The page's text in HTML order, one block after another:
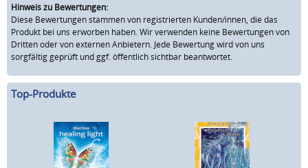
Hinweis zu Bewertungen:
Diese Bewertungen stammen von registrierten Kunden/innen, die das
Produkt bei uns erworben haben. Wir verwenden keine Bewertungen von
Dritten oder von externen Anbietern. Jede Bewertung wird von uns
sorgfältig geprüft und ggf. öffentlich sichtbar beantwortet.
Top-Produkte